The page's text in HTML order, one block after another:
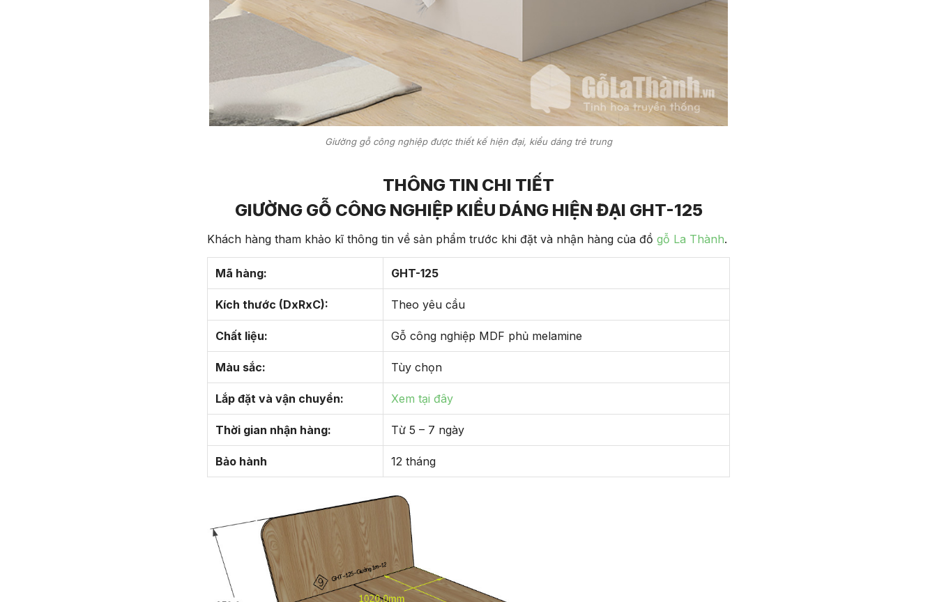
Giường gỗ công nghiệp được thiết kế hiện đại, kiểu dáng trẻ trung
THÔNG TIN CHI TIẾT
GIƯỜNG GỖ CÔNG NGHIỆP KIỂU DÁNG HIỆN ĐẠI GHT-125
Khách hàng tham khảo kĩ thông tin về sản phẩm trước khi đặt và nhận hàng của đồ gỗ La Thành.
Mã hàng: GHT-125
Kích thước (DxRxC): Theo yêu cầu
Chất liệu: Gỗ công nghiệp MDF phủ melamine
Màu sắc: Tùy chọn
Lắp đặt và vận chuyển: Xem tại đây
Thời gian nhận hàng: Từ 5 – 7 ngày
Bảo hành 12 tháng